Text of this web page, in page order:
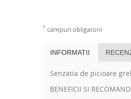
* campuri obligatorii
INFORMATII
Senzatia de picioare
BENEFICII SI